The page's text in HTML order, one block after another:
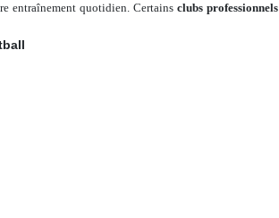
entraînement quotidien. Certains clubs professionnels